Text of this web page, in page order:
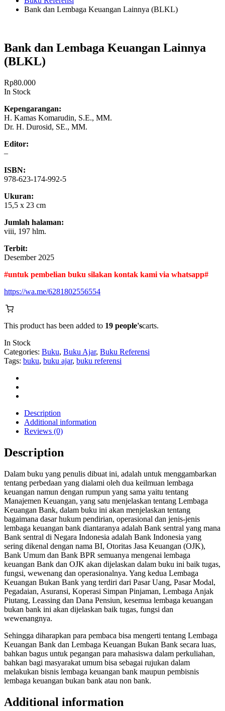
Bank dan Lembaga Keuangan Lainnya (BLKL)
Bank dan Lembaga Keuangan Lainnya
(BLKL)
Rp80.000
In Stock
Kepengarangan:
H. Kamas Komarudin, S.E., MM.
Dr. H. Durosid, SE., MM.
Editor:
–
ISBN:
978-623-174-992-5
Ukuran:
15,5 x 23 cm
Jumlah halaman:
viii, 197 hlm.
Terbit:
Desember 2025
#untuk pembelian buku silakan kontak kami via whatsapp#
https://wa.me/6281802556554
This product has been added to 19 people'scarts.
In Stock
Categories: Buku, Buku Ajar, Buku Referensi
Tags: buku, buku ajar, buku referensi
Description
Additional information
Reviews (0)
Description
Dalam buku yang penulis dibuat ini, adalah untuk menggambarkan
tentang perbedaan yang dialami oleh dua keilmuan lembaga
keuangan namun dengan rumpun yang sama yaitu tentang
Manajemen Keuangan, yang satu menjelaskan tentang Lembaga
Keuangan Bank, dalam buku ini akan menjelaskan tentang
bagaimana dasar hukum pendirian, operasional dan jenis-jenis
lembaga keuangan bank diantaranya adalah Bank sentral yang mana
Bank sentral di Negara Indonesia adalah Bank Indonesia yang
sering dikenal dengan nama BI, Otoritas Jasa Keuangan (OJK),
Bank Umum dan Bank BPR semuanya mengenai lembaga
keuangan Bank dan OJK akan dijelaskan dalam buku ini baik tugas,
fungsi, wewenang dan operasionalnya. Yang kedua Lembaga
Keuangan Bukan Bank yang terdiri dari Pasar Uang, Pasar Modal,
Pegadaian, Asuransi, Koperasi Simpan Pinjaman, Lembaga Anjak
Piutang, Leassing dan Dana Pensiun, kesemua lembaga keuangan
bukan bank ini akan dijelaskan baik tugas, fungsi dan
wewenangnya.
Sehingga diharapkan para pembaca bisa mengerti tentang Lembaga
Keuangan Bank dan Lembaga Keuangan Bukan Bank secara luas,
bahkan bagus untuk pegangan para mahasiswa dalam perkuliahan,
bahkan bagi masyarakat umum bisa sebagai rujukan dalam
melakukan bisnis lembaga keuangan bank maupun pembisnis
lembaga keuangan bukan bank atau non bank.
Additional information